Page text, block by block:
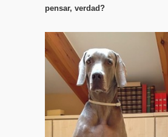
pensar, verdad?